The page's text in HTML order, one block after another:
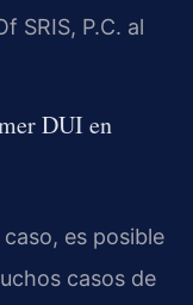
SRIS, P.C. al
DUI en
es posible
casos de